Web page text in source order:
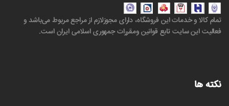
تمام کالا و خدمات این فروشگاه، دارای مجوزلازم از مراجع مربوط می‌باشد و
فعالیت‌ این سایت تابع قوانین ومقررات جمهوری اسلامی ایران است.
نکته ها